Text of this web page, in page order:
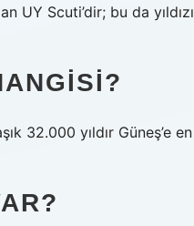
UY Scuti’dir; bu da
32.000 yıldır Güneş’e